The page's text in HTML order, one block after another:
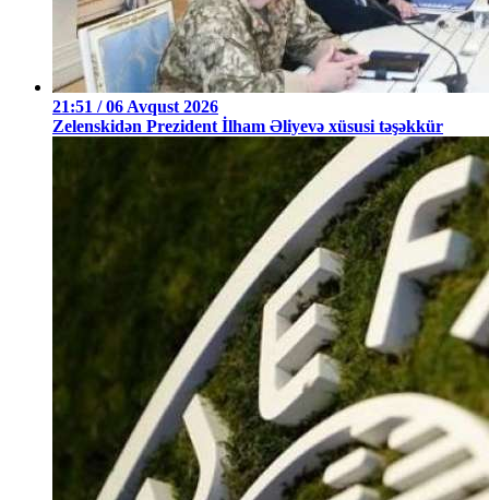
21:51 / 06 Avqust 2026
Zelenskidən Prezident İlham Əliyevə xüsusi təşəkkür